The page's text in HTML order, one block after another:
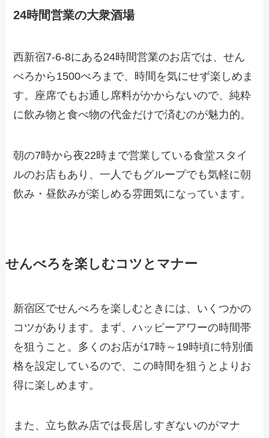
24時間営業の大衆酒場
西新宿7-6-8にある24時間営業のお店では、せん
べろから1500べろまで、時間を気にせず楽しめま
す。座席でもお通し席料がかからないので、純粋
に飲み物と食べ物の代金だけで済むのが魅力的。
朝の7時から夜22時まで営業している食堂スタイ
ルのお店もあり、一人でもグループでも気軽に朝
飲み・昼飲みが楽しめる雰囲気になっています。
せんべろを楽しむコツとマナー
新宿区でせんべろを楽しむときには、いくつかの
コツがあります。まず、ハッピーアワーの時間帯
を狙うこと。多くのお店が17時～19時頃に特別価
格を設定しているので、この時間を狙うとよりお
得に楽しめます。
また、立ち飲み店では長居しすぎないのがマナ